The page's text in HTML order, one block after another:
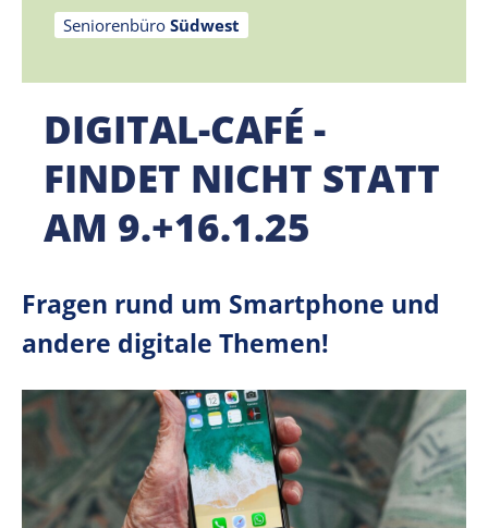
Seniorenbüro Südwest
DIGITAL-CAFÉ -
FINDET NICHT STATT
AM 9.+16.1.25
Fragen rund um Smartphone und
andere digitale Themen!